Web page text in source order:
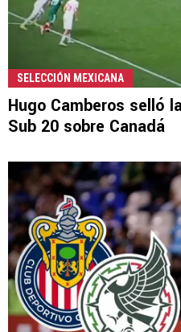
SELECCIÓN MEXICANA
Hugo Camberos selló
Sub 20 sobre Canadá